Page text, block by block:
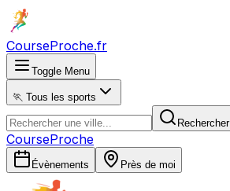
CourseProche.fr
Toggle Menu
🏃 Tous les sports
Rechercher
CourseProche
Évènements Près de moi